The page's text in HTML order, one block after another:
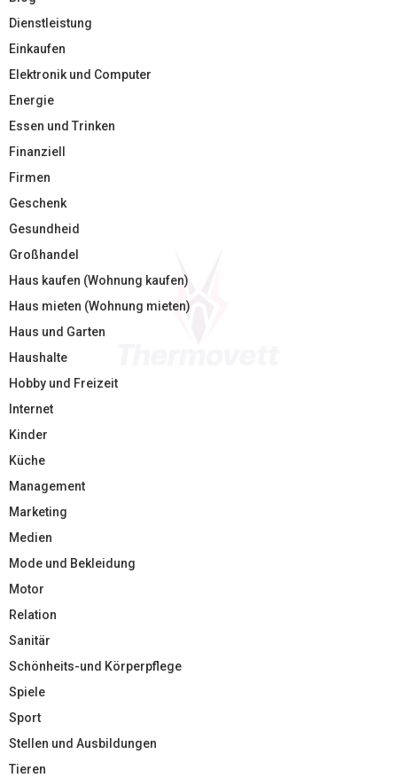
Dienstleistung
Einkaufen
Elektronik und Computer
Energie
Essen und Trinken
Finanziell
Firmen
Geschenk
Gesundheid
Großhandel
Haus kaufen (Wohnung kaufen)
Haus mieten (Wohnung mieten)
Haus und Garten
Haushalte
Hobby und Freizeit
Internet
Kinder
Küche
Management
Marketing
Medien
Mode und Bekleidung
Motor
Relation
Sanitär
Schönheits-und Körperpflege
Spiele
Sport
Stellen und Ausbildungen
Tieren